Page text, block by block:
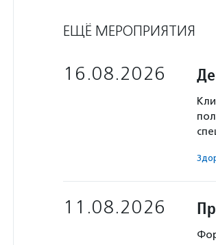
ЕЩЁ МЕРОПРИЯТИЯ
16.08.2026
11.08.2026